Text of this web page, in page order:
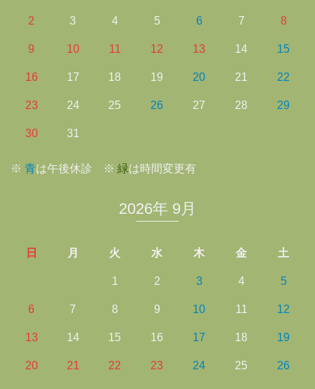
2 3 4 5 6 7 8
9 10 11 12 13 14 15
16 17 18 19 20 21 22
23 24 25 26 27 28 29
30 31
※ 青は午後休診 ※ 緑は時間変更有
2026年 9月
日 月 火 水 木 金 土
1 2 3 4 5
6 7 8 9 10 11 12
13 14 15 16 17 18 19
20 21 22 23 24 25 26